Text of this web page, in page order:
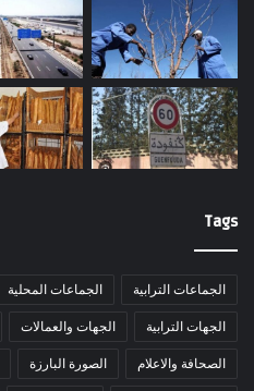
Tags
الجماعات الترابية الجماعات المحلية
الجهات الترابية الجهات والعمالات
الصحافة والاعلام الصورة البارزة